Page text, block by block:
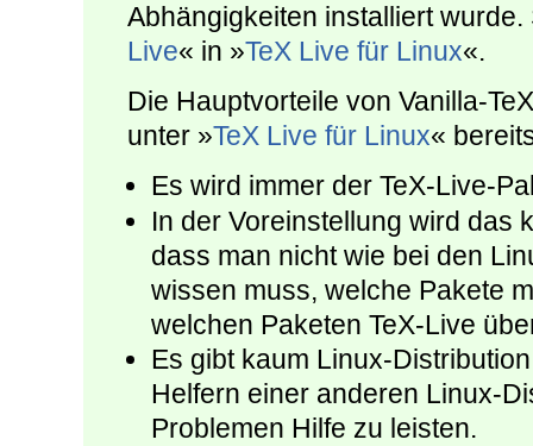
Abhängigkeiten installiert wurde.
Live« in »TeX Live für Linux«.
Die Hauptvorteile von Vanilla-
unter »TeX Live für Linux«
Es wird immer der TeX-Live-
In der Voreinstellung wird das
dass man nicht wie bei den
wissen muss, welche Pakete
welchen Paketen TeX-Live
Es gibt kaum Linux-
Helfern einer anderen Linux-
Problemen Hilfe zu leisten.